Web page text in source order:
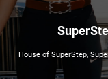
House of SuperStep,